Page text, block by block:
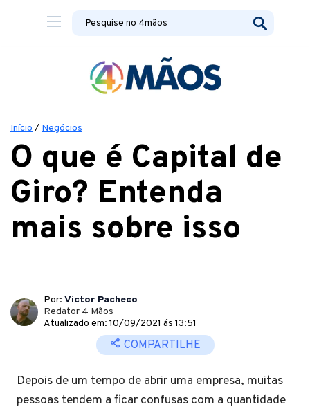
Início / Negócios
O que é Capital de
Giro? Entenda
mais sobre isso
Por: Victor Pacheco
Redator 4 Mãos
Atualizado em: 10/09/2021 ás 13:51
COMPARTILHE
Depois de um tempo de abrir uma empresa, muitas
pessoas tendem a ficar confusas com a quantidade